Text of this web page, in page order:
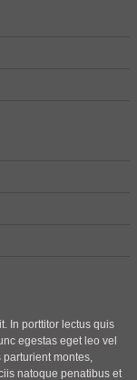
In porttitor lectus quis
egestas eget leo vel
montes,
natoque penatibus et